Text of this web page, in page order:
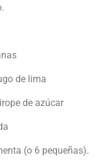
de lima
de azúcar
(o 6 pequeñas).